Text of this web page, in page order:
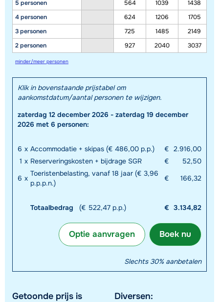
5 personen
4 personen
3 personen
2 personen
564 1039
1438
624
1206
1705
725
1485
2149
927
2040 3037
minder/meer personen
Klik in bovenstaande prijstabel om
aankomstdatum/aantal personen te wijzigen.
zaterdag 12 december 2026 - zaterdag 19 december
2026 met 6 personen:
6 x Accommodatie + skipas (€ 486,00 p.p.) € 2.916,00
1 x Reserveringskosten + bijdrage SGR €
52,50
6 x
Toeristenbelasting, vanaf 18 jaar (€ 3,96
p.p.p.n.)
€ 166,32
Totaalbedrag (€ 522,47 p.p.) € 3.134,82
Boek nu
Optie aanvragen
Slechts 30% aanbetalen
Getoonde prijs is
Diversen: